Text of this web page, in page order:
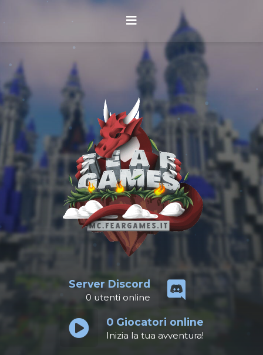
Server Discord
0 utenti online
0Giocatori online
Inizia la tua avventura!